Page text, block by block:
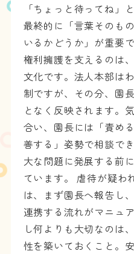
「ちょっと待ってね」
最終的に「言葉そのも
いるかどうか」が重要
権利擁護を支えるのは
文化です。法人本部は
制ですが、その分、園
となく反映されます。
合い、園長には「責め
善する」姿勢で相談で
大な問題に発展する前
ています。 虐待が疑わ
は、まず園長へ報告し
連携する流れがマニュ
し何よりも大切なのは
性を築いておくこと。